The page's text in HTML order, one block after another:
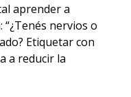
aprender a
nervios o
Etiquetar con
a reducir la